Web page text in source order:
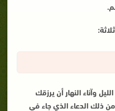
وآناء النهار أن يرزقك
ذلك الدعاء الذي جاء في